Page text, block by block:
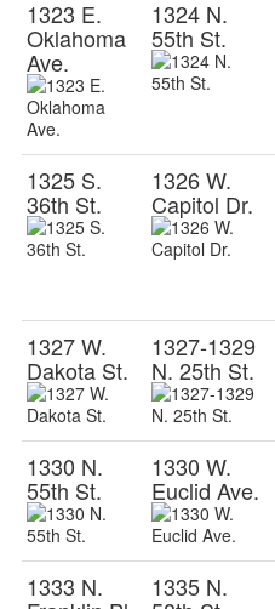
1323 E.
Oklahoma
Ave.
1324 N.
55th St.
1325 S.
36th St.
1326 W.
Capitol Dr.
1327 W.
Dakota St.
1327-1329
N. 25th St.
1330 N.
55th St.
1330 W.
Euclid Ave.
1333 N. 1335 N.